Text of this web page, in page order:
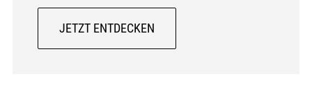
JETZT ENTDECKEN